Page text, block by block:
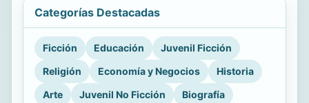
Categorías Destacadas
Ficción Educación
Juvenil Ficción
Religión
Economía y Negocios
Historia
Arte
Juvenil No Ficción Biografía